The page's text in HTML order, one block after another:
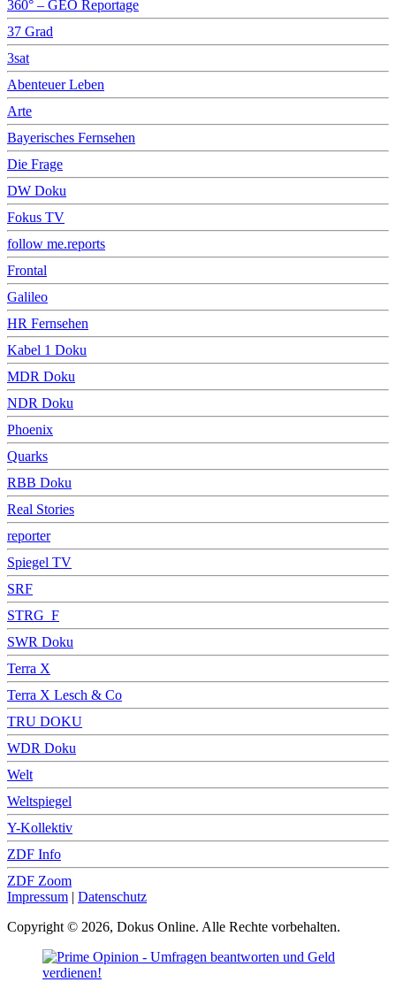
360° – GEO Reportage
37 Grad
3sat
Abenteuer Leben
Arte
Bayerisches Fernsehen
Die Frage
DW Doku
Fokus TV
follow me.reports
Frontal
Galileo
HR Fernsehen
Kabel 1 Doku
MDR Doku
NDR Doku
Phoenix
Quarks
RBB Doku
Real Stories
reporter
Spiegel TV
SRF
STRG_F
SWR Doku
Terra X
Terra X Lesch & Co
TRU DOKU
WDR Doku
Welt
Weltspiegel
Y-Kollektiv
ZDF Info
ZDF Zoom
Impressum | Datenschutz
Copyright © 2026, Dokus Online. Alle Rechte vorbehalten.